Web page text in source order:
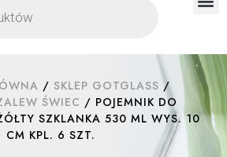
/ SKLEP GOTGLASS /
ŚWIEC / POJEMNIK DO
SZKLANKA 530 ML WYS. 10
CM KPL. 6 SZT.